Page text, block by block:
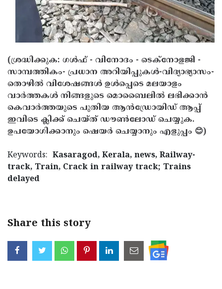
(ശ്രദ്ധിക്കുക: ഗൾഫ് - വിനോദം - ടെക്നോളജി -
സാമ്പത്തികം- പ്രധാന അറിയിപ്പുകൾ-വിദ്യാഭ്യാസം-
തൊഴിൽ വിശേഷങ്ങൾ ഉൾപ്പെടെ മലയാളം
വാർത്തകൾ നിങ്ങളുടെ മൊബൈലിൽ ലഭിക്കാൻ
കെവാർത്തയുടെ പുതിയ ആൻഡ്രോയിഡ് ആപ്പ്
ഇവിടെ ക്ലിക്ക് ചെയ്ത് ഡൗൺലോഡ് ചെയ്യുക.
ഉപയോഗിക്കാനും ഷെയർ ചെയ്യാനും എളുപ്പം 😊)
Keywords: Kasaragod, Kerala, news, Railway-
track, Train, Crack in railway track; Trains
delayed
Share this story